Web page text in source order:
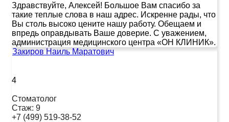
Здравствуйте, Алексей! Большое Вам спасибо за
такие теплые слова в наш адрес. Искренне рады, что
Вы столь высоко цените нашу работу. Обещаем и
впредь оправдывать Ваше доверие. С уважением,
администрация медицинского центра «ОН КЛИНИК».
Закиров Наиль Маратович
4
Стоматолог
Стаж: 9
+7 (499) 519-38-52